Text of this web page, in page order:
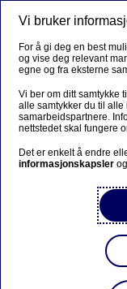
Vi bruker
For å gi deg en best
og vise deg relevant
egne og fra eksterne
Vi ber om ditt samtykke
alle samtykker du til
samarbeidspartnere.
nettstedet skal fungere
Det er enkelt å endre
informasjonskapsler